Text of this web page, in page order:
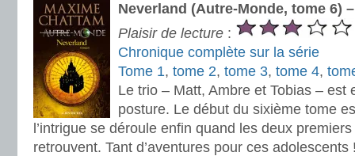
Neverland (Autre-Monde, tome 6)
Plaisir de lecture :
Chronique complète sur la série
Tome 1, tome 2, tome 3, tome 4,
Le trio – Matt, Ambre et Tobias – est
posture. Le début du sixième tome
l’intrigue se déroule enfin quand les deux
retrouvent. Tant d’aventures pour ces